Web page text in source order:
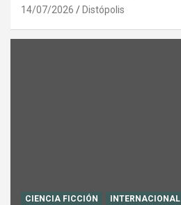
14/07/2026 Distópolis
CIENCIA FICCIÓN INTERNACIONAL